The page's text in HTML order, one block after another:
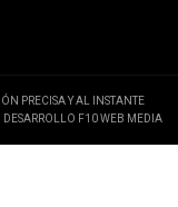
PRECISA Y AL INSTANTE
DESARROLLO F10 WEB MEDIA